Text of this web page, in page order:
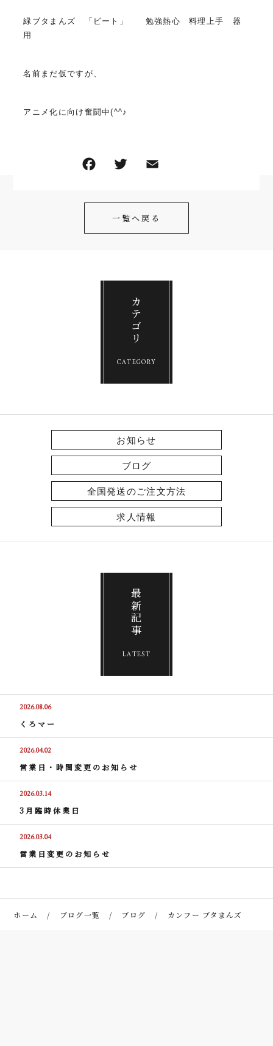
緑ブタまんズ 「ビート」 勉強熱心 料理上手 器
用
名前まだ仮ですが、
アニメ化に向け奮闘中(^^♪
F
c
e
o
T
itt
er
ai
一覧へ戻る
カテゴリ
CATEGORY
お知らせ
ブログ
全国発送のご注文方法
求人情報
最新記事
LATEST
2026.08.06
くろマー
2026.04.02
営業日・時間変更のお知らせ
2026.03.14
3月臨時休業日
2026.03.04
営業日変更のお知らせ
ホーム ブログ一覧 ブログ カンフー ブタまんズ